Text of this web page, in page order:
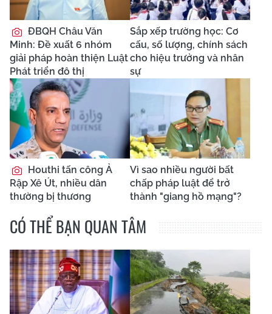
ĐBQH Châu Văn
Minh: Đề xuất 6 nhóm
giải pháp hoàn thiện Luật
Phát triển đô thị
Sắp xếp trường học: Cơ
cấu, số lượng, chính sách
cho hiệu trưởng và nhân
sự
Houthi tấn công Ả
Rập Xê Út, nhiều dân
thường bị thương
Vì sao nhiều người bất
chấp pháp luật để trở
thành "giang hồ mạng"?
CÓ THỂ BẠN QUAN TÂM